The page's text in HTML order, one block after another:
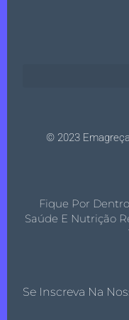
© 2023
Fique Por
Saúde E Nutrição
Se Inscreva Na